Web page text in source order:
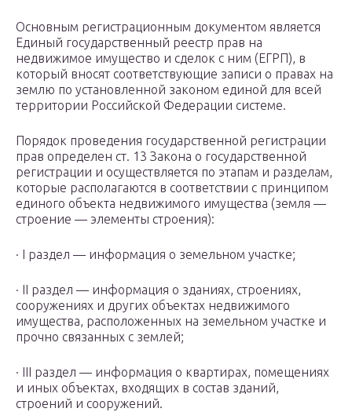
Основным регистрационным документом является
Единый государственный реестр прав на
недвижимое имущество и сделок с ним (ЕГРП), в
который вносят соответствующие записи о правах на
землю по установленной законом единой для всей
территории Российской Федерации системе.
Порядок проведения государственной регистрации
прав определен ст. 13 Закона о государственной
регистрации и осуществляется по этапам и разделам,
которые располагаются в соответствии с принципом
единого объекта недвижимого имущества (земля —
строение — элементы строения):
· I раздел — информация о земельном участке;
· II раздел — информация о зданиях, строениях,
сооружениях и других объектах недвижимого
имущества, расположенных на земельном участке и
прочно связанных с землей;
· III раздел — информация о квартирах, помещениях
и иных объектах, входящих в состав зданий,
строений и сооружений.